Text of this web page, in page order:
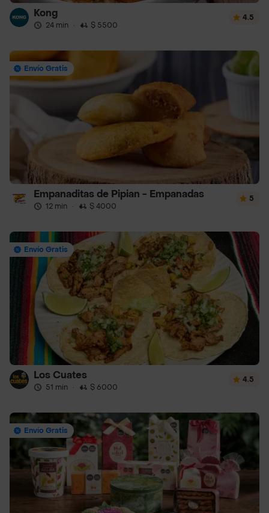
Kong
24 min · $ 5500
4.5
Envío Gratis
Empanaditas de Pipian - Empanadas
12 min · $ 4000
5
Envío Gratis
Los Cuates
51 min · $ 6000
4.5
Envío Gratis